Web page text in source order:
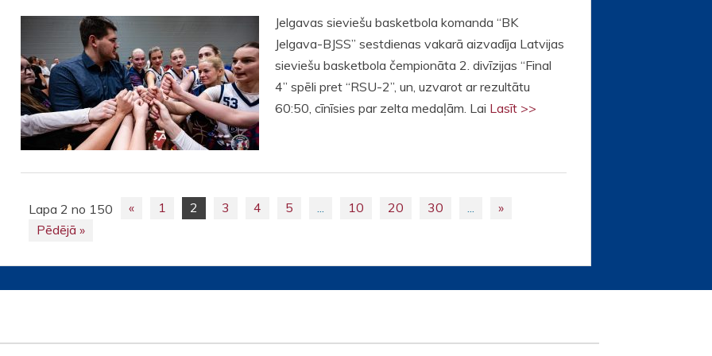
Jelgavas sieviešu basketbola komanda “BK
Jelgava-BJSS” sestdienas vakarā aizvadīja Latvijas
sieviešu basketbola čempionāta 2. divīzijas “Final
4” spēli pret “RSU-2”, un, uzvarot ar rezultātu
60:50, cīnīsies par zelta medaļām. Lai Lasīt >>
Posts
navigation
Lapa 2 no 150 « 1 2 3 4 5 ... 10 20 30 ...
»
Pēdējā »